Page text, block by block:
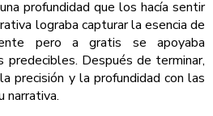
profundidad que los hacía sentir
lograba capturar la esencia de
pero a gratis se apoyaba
predecibles. Después de terminar,
precisión y la profundidad con las
narrativa.